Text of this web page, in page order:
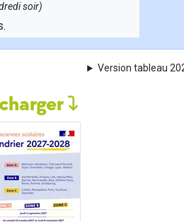
soir)
Version tableau